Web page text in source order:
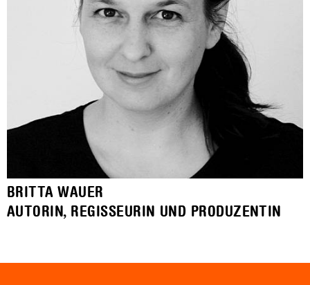
BRITTA WAUER
AUTORIN, REGISSEURIN UND PRODUZENTIN